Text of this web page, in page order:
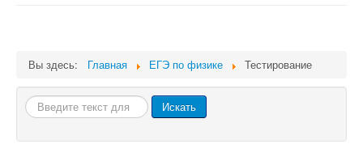
ЕГЭ по физике
ОГЭ по физике
Вы здесь: Главная ЕГЭ по физике Тестирование
Искать... Искать